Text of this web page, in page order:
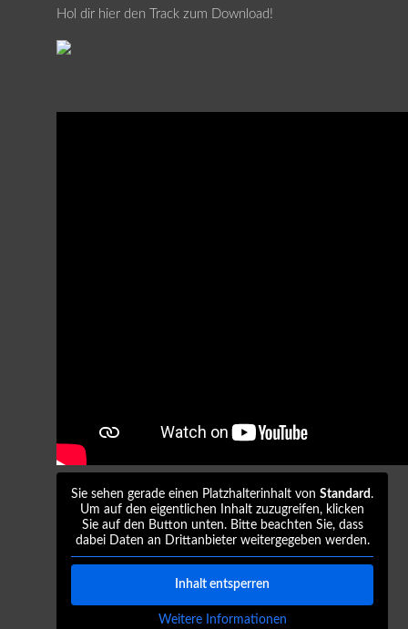
Hol dir hier den Track zum Download!
Sie sehen gerade einen Platzhalterinhalt von Standard .
Um auf den eigentlichen Inhalt zuzugreifen, klicken
Sie auf den Button unten. Bitte beachten Sie, dass
dabei Daten an Drittanbieter weitergegeben werden.
Inhalt entsperren
Weitere Informationen